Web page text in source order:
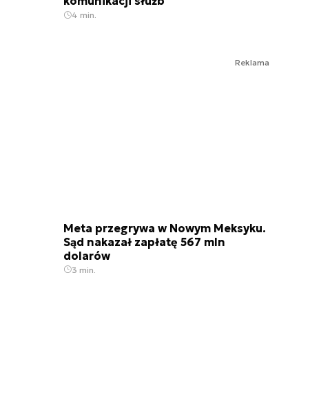
4 min.
Reklama
Meta przegrywa w Nowym Meksyku.
Sąd nakazał zapłatę 567 mln
dolarów
3 min.